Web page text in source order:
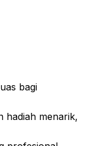
bagi
hadiah menarik,